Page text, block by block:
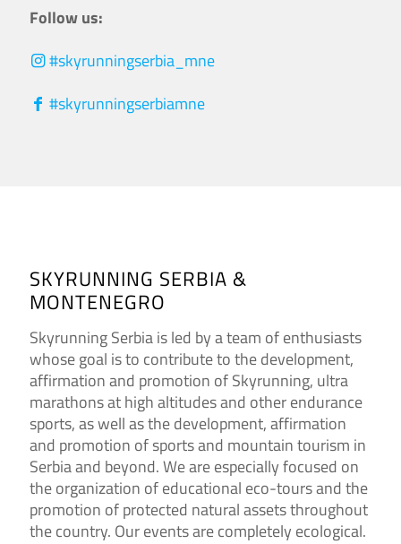
Follow us:
#skyrunningserbia_mne
#skyrunningserbiamne
SKYRUNNING SERBIA &
MONTENEGRO
Skyrunning Serbia is led by a team of enthusiasts
whose goal is to contribute to the development,
affirmation and promotion of Skyrunning, ultra
marathons at high altitudes and other endurance
sports, as well as the development, affirmation
and promotion of sports and mountain tourism in
Serbia and beyond. We are especially focused on
the organization of educational eco-tours and the
promotion of protected natural assets throughout
the country. Our events are completely ecological.